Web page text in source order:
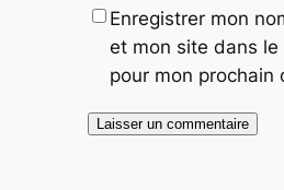
Enregistrer mon
et mon site dans le
pour mon prochain